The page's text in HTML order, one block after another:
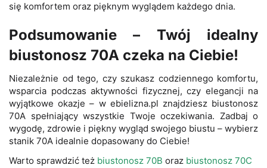
się komfortem oraz pięknym wyglądem każdego dnia.
Podsumowanie – Twój idealny
biustonosz 70A czeka na Ciebie!
Niezależnie od tego, czy szukasz codziennego komfortu,
wsparcia podczas aktywności fizycznej, czy elegancji na
wyjątkowe okazje – w ebielizna.pl znajdziesz biustonosz
70A spełniający wszystkie Twoje oczekiwania. Zadbaj o
wygodę, zdrowie i piękny wygląd swojego biustu – wybierz
stanik 70A idealnie dopasowany do Ciebie!
Warto sprawdzić też biustonosz 70B oraz biustonosz 70C